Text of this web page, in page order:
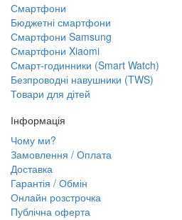
Смартфони
Бюджетні смартфони
Смартфони Samsung
Смартфони Xiaomi
Смарт-годинники (Smart Watch)
Безпроводні навушники (TWS)
Товари для дітей
Інформація
Чому ми?
Замовлення / Оплата
Доставка
Гарантія / Обмін
Онлайн розстрочка
Публічна оферта